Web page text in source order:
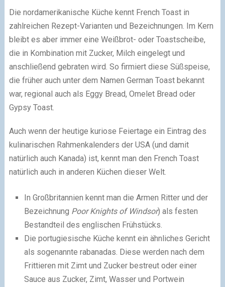
Die nordamerikanische Küche kennt French Toast in
zahlreichen Rezept-Varianten und Bezeichnungen. Im Kern
bleibt es aber immer eine Weißbrot- oder Toastscheibe,
die in Kombination mit Zucker, Milch eingelegt und
anschließend gebraten wird. So firmiert diese Süßspeise,
die früher auch unter dem Namen German Toast bekannt
war, regional auch als Eggy Bread, Omelet Bread oder
Gypsy Toast.
Auch wenn der heutige kuriose Feiertage ein Eintrag des
kulinarischen Rahmenkalenders der USA (und damit
natürlich auch Kanada) ist, kennt man den French Toast
natürlich auch in anderen Küchen dieser Welt.
In Großbritannien kennt man die Armen Ritter und der
Bezeichnung Poor Knights of Windsor) als festen
Bestandteil des englischen Frühstücks.
Die portugiesische Küche kennt ein ähnliches Gericht
als sogenannte rabanadas. Diese werden nach dem
Frittieren mit Zimt und Zucker bestreut oder einer
Sauce aus Zucker, Zimt, Wasser und Portwein